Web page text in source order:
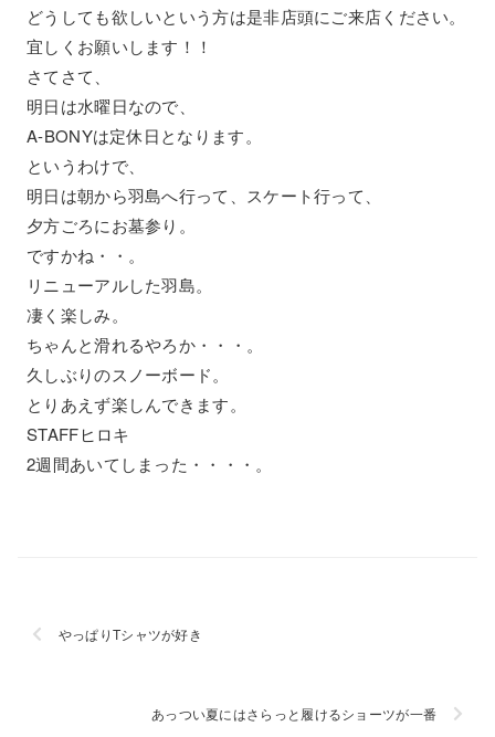
どうしても欲しいという方は是非店頭にご来店ください。
宜しくお願いします！！
さてさて、
明日は水曜日なので、
A-BONYは定休日となります。
というわけで、
明日は朝から羽島へ行って、スケート行って、
夕方ごろにお墓参り。
ですかね・・。
リニューアルした羽島。
凄く楽しみ。
ちゃんと滑れるやろか・・・。
久しぶりのスノーボード。
とりあえず楽しんできます。
STAFFヒロキ
2週間あいてしまった・・・・。
やっぱりTシャツが好き
あっつい夏にはさらっと履けるショーツが一番